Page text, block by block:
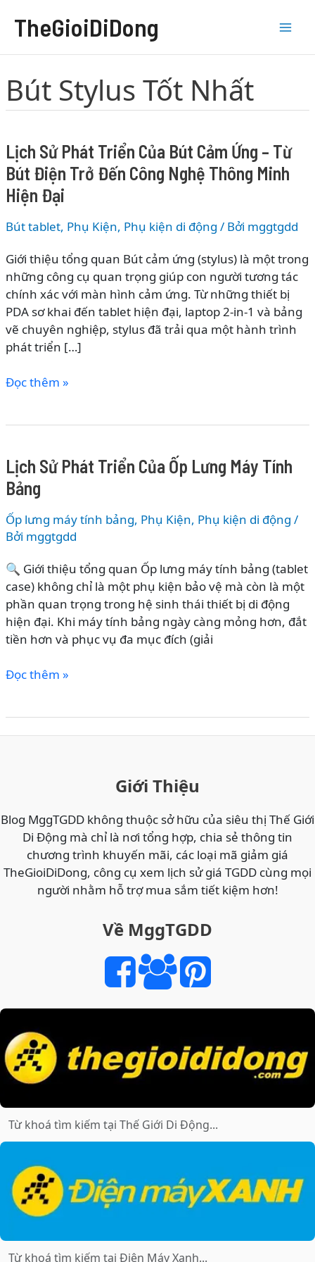
TheGioiDiDong
Bút Stylus Tốt Nhất
Lịch Sử Phát Triển Của Bút Cảm Ứng – Từ
Bút Điện Trở Đến Công Nghệ Thông Minh
Hiện Đại
Bút tablet, Phụ Kiện, Phụ kiện di động / Bởi mggtgdd
Giới thiệu tổng quan Bút cảm ứng (stylus) là một trong
những công cụ quan trọng giúp con người tương tác
chính xác với màn hình cảm ứng. Từ những thiết bị
PDA sơ khai đến tablet hiện đại, laptop 2-in-1 và bảng
vẽ chuyên nghiệp, stylus đã trải qua một hành trình
phát triển […]
Lịch
Bút
Cảm
–
Từ
Điện
Trở
Đến
Công
Nghệ
Minh
Đại
Đọc thêm »
Lịch Sử Phát Triển Của Ốp Lưng Máy Tính
Bảng
Ốp lưng máy tính bảng, Phụ Kiện, Phụ kiện di động /
Bởi mggtgdd
🔍 Giới thiệu tổng quan Ốp lưng máy tính bảng (tablet
case) không chỉ là một phụ kiện bảo vệ mà còn là một
phần quan trọng trong hệ sinh thái thiết bị di động
hiện đại. Khi máy tính bảng ngày càng mỏng hơn, đắt
tiền hơn và phục vụ đa mục đích (giải
Lịch
Tính
Bảng
Đọc thêm »
Giới Thiệu
Blog MggTGDD không thuộc sở hữu của siêu thị Thế Giới
Di Động mà chỉ là nơi tổng hợp, chia sẻ thông tin
chương trình khuyến mãi, các loại mã giảm giá
TheGioiDiDong, công cụ xem lịch sử giá TGDD cùng mọi
người nhằm hỗ trợ mua sắm tiết kiệm hơn!
Về MggTGDD